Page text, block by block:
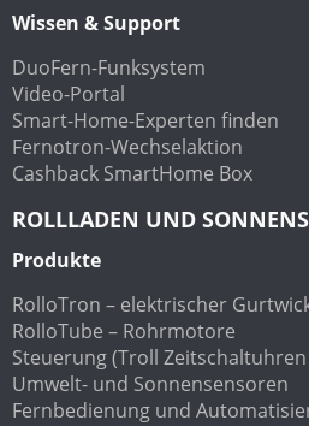
Wissen & Support
DuoFern-Funksystem
Video-Portal
Smart-Home-Experten finden
Fernotron-Wechselaktion
Cashback SmartHome Box
ROLLLADEN UND
Produkte
RolloTron – elektrischer
RolloTube – Rohrmotore
Steuerung (Troll
Umwelt- und Sonnensensoren
Fernbedienung und